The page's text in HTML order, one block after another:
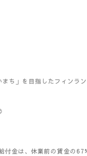
ち」を目指したフィンラ
は、休業前の賃金の67%